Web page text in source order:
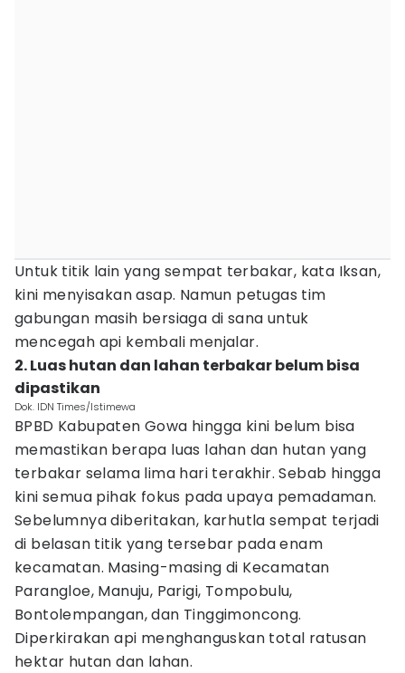
Untuk titik lain yang sempat terbakar, kata Iksan,
kini menyisakan asap. Namun petugas tim
gabungan masih bersiaga di sana untuk
mencegah api kembali menjalar.
2. Luas hutan dan lahan terbakar belum bisa
dipastikan
Dok. IDN Times/Istimewa
BPBD Kabupaten Gowa hingga kini belum bisa
memastikan berapa luas lahan dan hutan yang
terbakar selama lima hari terakhir. Sebab hingga
kini semua pihak fokus pada upaya pemadaman.
Sebelumnya diberitakan, karhutla sempat terjadi
di belasan titik yang tersebar pada enam
kecamatan. Masing-masing di Kecamatan
Parangloe, Manuju, Parigi, Tompobulu,
Bontolempangan, dan Tinggimoncong.
Diperkirakan api menghanguskan total ratusan
hektar hutan dan lahan.